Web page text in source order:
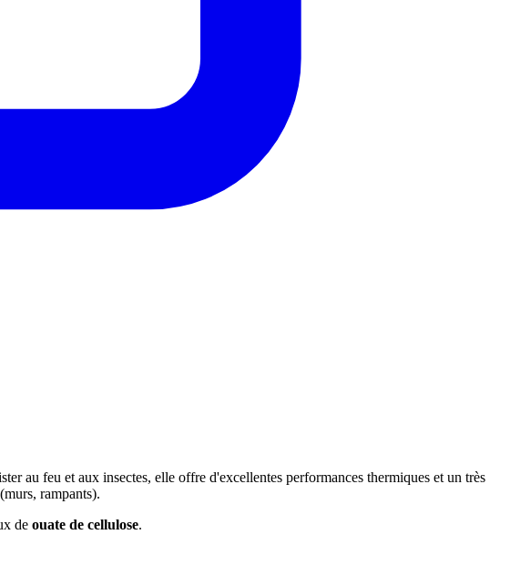
au feu et aux insectes, elle offre d'excellentes performances thermiques et un très
rampants).
de ouate de cellulose.